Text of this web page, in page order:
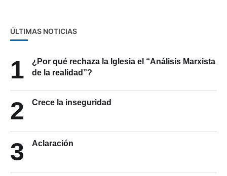
ÚLTIMAS NOTICIAS
1
¿Por qué rechaza la Iglesia el “Análisis Marxista
de la realidad”?
2 Crece la inseguridad
3 Aclaración